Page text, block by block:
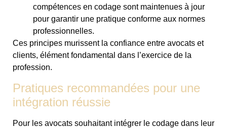
compétences en codage sont maintenues à jour
pour garantir une pratique conforme aux normes
professionnelles.
Ces principes murissent la confiance entre avocats et
clients, élément fondamental dans l’exercice de la
profession.
Pratiques recommandées pour une
intégration réussie
Pour les avocats souhaitant intégrer le codage dans leur